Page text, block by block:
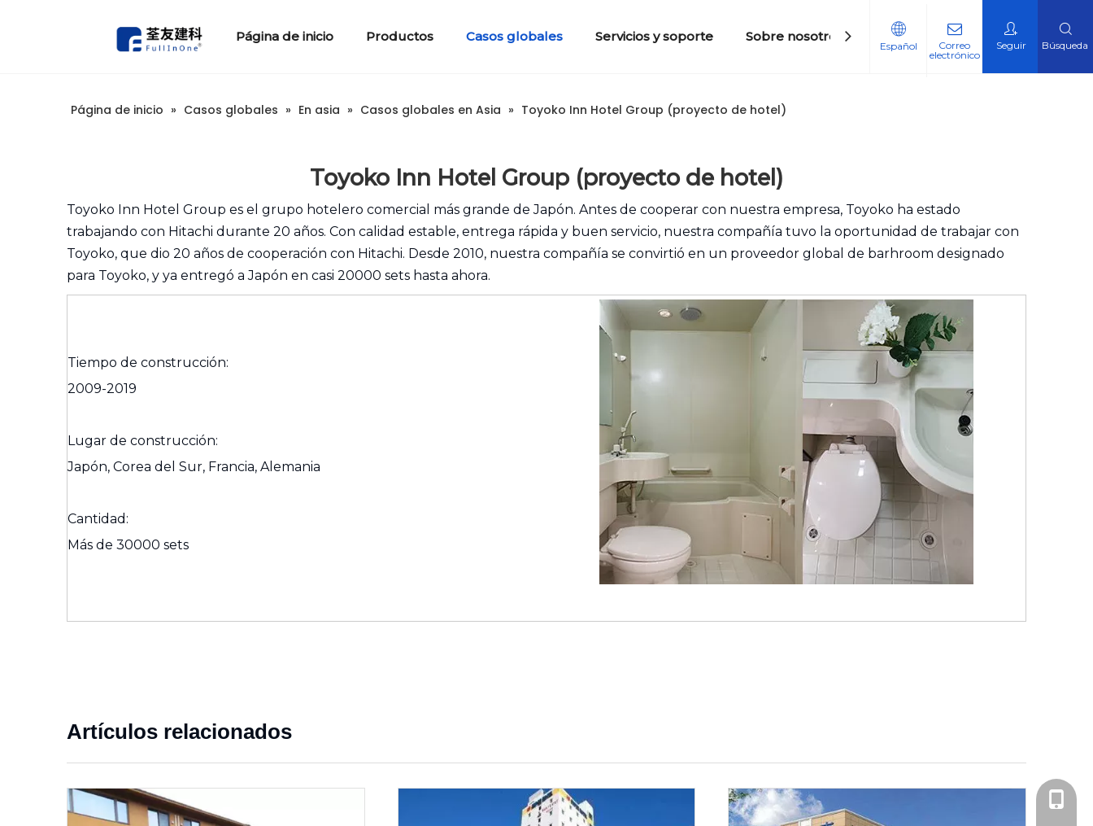
Página de inicio Productos Casos globales Servicios y soporte Sobre nosotros Contáctenos
Español
Correo
electrónico
Seguir Búsqueda
Página de inicio » Casos globales » En asia » Casos globales en Asia » Toyoko Inn Hotel Group (proyecto de hotel)
Toyoko Inn Hotel Group (proyecto de hotel)
Toyoko Inn Hotel Group es el grupo hotelero comercial más grande de Japón. Antes de cooperar con nuestra empresa, Toyoko ha estado
trabajando con Hitachi durante 20 años. Con calidad estable, entrega rápida y buen servicio, nuestra compañía tuvo la oportunidad de trabajar con
Toyoko, que dio 20 años de cooperación con Hitachi. Desde 2010, nuestra compañía se convirtió en un proveedor global de barhroom designado
para Toyoko, y ya entregó a Japón en casi 20000 sets hasta ahora.
Tiempo de construcción:
2009-2019
Lugar de construcción:
Japón, Corea del Sur, Francia, Alemania
Cantidad:
Más de 30000 sets
Artículos relacionados
+86-